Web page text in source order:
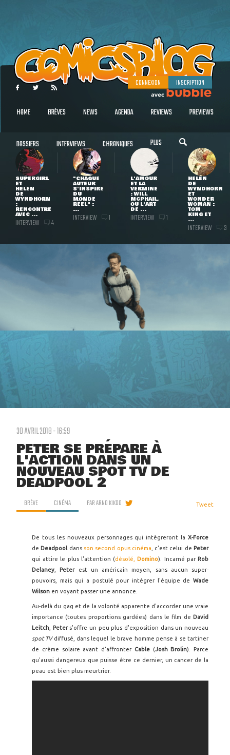
CONNEXION INSCRIPTION
HOME BRÈVES NEWS AGENDA REVIEWS PREVIEWS
DOSSIERS INTERVIEWS CHRONIQUES PLUS
SUPERGIRL
ET
HELEN
DE
WYNDHORN
:
RENCONTRE
AVEC ...
INTERVIEW 4
"CHAQUE
AUTEUR
S'INSPIRE
DU
MONDE
RÉEL" :
...
INTERVIEW 1
L'AMOUR
ET LA
VERMINE
: WILL
MCPHAIL,
OU L'ART
DE ...
INTERVIEW 1
HELEN
DE
WYNDHORN
ET
WONDER
WOMAN :
TOM
KING ET
...
INTERVIEW 3
30 AVRIL 2018 - 16:59
PETER SE PRÉPARE À
L'ACTION DANS UN
NOUVEAU SPOT TV DE
DEADPOOL 2
BRÈVE CINÉMA PARARNO KIKOO Tweet
De tous les nouveaux personnages qui intègreront la X-Force
de Deadpool dans son second opus cinéma , c'est celui de Peter
qui attire le plus l'attention (désolé,Domino). Incarné par Rob
Delaney
Peter
est un américain moyen, sans aucun super-
pouvoirs, mais qui a postulé pour intégrer l'équipe de Wade
Wilson en voyant passer une annonce.
Au-delà du gag et de la volonté apparente d'accorder une vraie
importance (toutes proportions gardées) dans le film de David
Leitch
Peter s'offre un peu plus d'exposition dans un nouveau
spot TVdiffusé, dans lequel le brave homme pense à se tartiner
de crème solaire avant d'affronter Cable (Josh Brolin). Parce
qu'aussi dangereux que puisse être ce dernier, un cancer de la
peau est bien plus meurtrier.